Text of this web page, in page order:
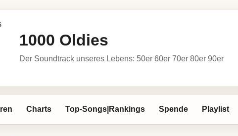
1000 Oldies
Der Soundtrack unseres Lebens: 50er 60er 70er 80er 90er
Charts Top-Songs|Rankings Spende Playlist